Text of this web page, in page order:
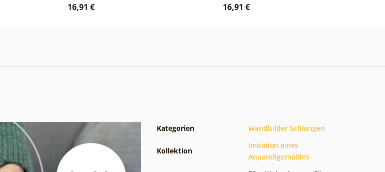
16,91 € 16,91 €
Kategorien Wandbilder Schlangen
Kollektion
Imitation eines
Aquarellgemäldes